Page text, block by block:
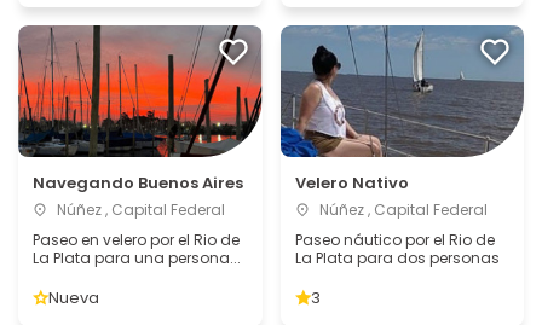
Navegando Buenos Aires
Núñez , Capital Federal
Paseo en velero por el Rio de
La Plata para una persona...
Nueva
Velero Nativo
Núñez , Capital Federal
Paseo náutico por el Rio de
La Plata para dos personas
3